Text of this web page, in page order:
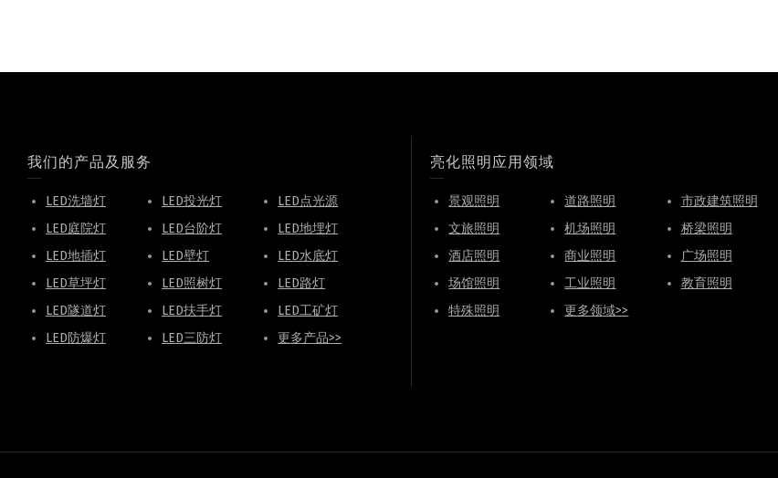
我们的产品及服务
LED洗墙灯 LED投光灯
LED点光源
LED庭院灯
LED台阶灯
LED地埋灯
LED地插灯
LED壁灯
LED水底灯
LED草坪灯
LED照树灯
LED路灯
LED隧道灯
LED扶手灯
LED工矿灯
LED防爆灯
LED三防灯 更多产品>>
亮化照明应用领域
景观照明 道路照明
市政建筑照明
文旅照明
机场照明
桥梁照明
酒店照明
商业照明
广场照明
场馆照明
工业照明
教育照明
特殊照明
更多领域>>